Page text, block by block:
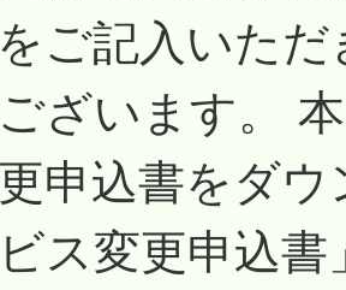
ご記入いた
ざいます。
申込書をダ
ビス変更申込